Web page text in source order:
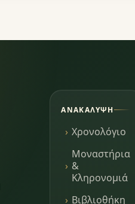
ΑΝΑΚΆΛΥΨΗ
Χρονολόγιο
Μοναστήρια
&
Κληρονομιά
Βιβλιοθήκη